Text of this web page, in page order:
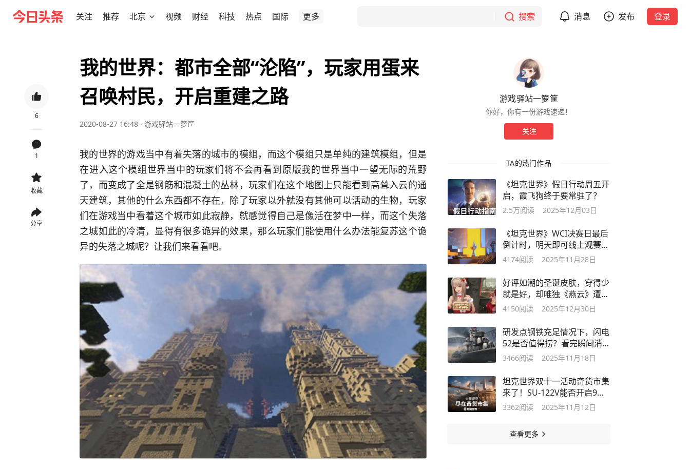
关注 推荐 北京 视频 财经 科技 热点 国际 更多 搜索 消息 发布 登录
6
1
收藏
分享
我的世界：都市全部“沦陷”，玩家用蛋来
召唤村民，开启重建之路
2020-08-27 16:48 · 游戏驿站一箩筐
我的世界的游戏当中有着失落的城市的模组，而这个模组只是单纯的建筑模组，但是
在进入这个模组世界当中的玩家们将不会再看到原版我的世界当中一望无际的荒野
了，而变成了全是钢筋和混凝土的丛林，玩家们在这个地图上只能看到高耸入云的通
天建筑，其他的什么东西都不存在，除了玩家以外就没有其他可以活动的生物，玩家
们在游戏当中看着这个城市如此寂静，就感觉得自己是像活在梦中一样，而这个失落
之城如此的冷清，显得有很多诡异的效果，那么玩家们能使用什么办法能复苏这个诡
异的失落之城呢？让我们来看看吧。
游戏驿站一箩筐
你好，你有一份游戏速递！
关注
TA的热门作品
《坦克世界》假日行动周五开
启，霞飞狗终于要常驻了？
2.5万阅读 2025年12月03日
《坦克世界》WCI决赛日最后
倒计时，明天即可线上观赛，
领福利
4174阅读 2025年11月28日
好评如潮的圣诞皮肤，穿得少
就是好，却唯独《燕云》遭玩
家谴责？
4150阅读 2025年12月30日
研发点钢铁充足情况下，闪电
52是否值得捞？看完瞬间消除
疑虑！
3466阅读 2025年11月18日
坦克世界双十一活动奇货市集
来了！SU-122V能否开启9金
新时代？
3362阅读 2025年11月12日
查看更多